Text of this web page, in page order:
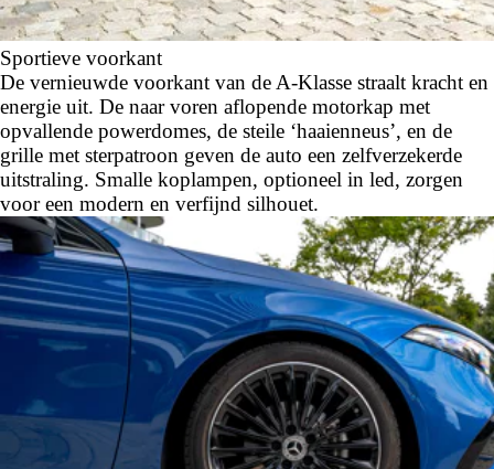
Sportieve voorkant
De vernieuwde voorkant van de A-Klasse straalt kracht en
energie uit. De naar voren aflopende motorkap met
opvallende powerdomes, de steile ‘haaienneus’, en de
grille met sterpatroon geven de auto een zelfverzekerde
uitstraling. Smalle koplampen, optioneel in led, zorgen
voor een modern en verfijnd silhouet.